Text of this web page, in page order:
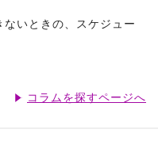
いときの、スケジュー
コラムを探すページへ